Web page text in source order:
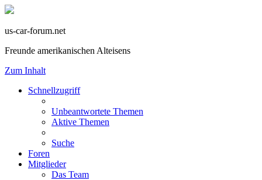
us-car-forum.net
Freunde amerikanischen Alteisens
Zum Inhalt
Schnellzugriff
Unbeantwortete Themen
Aktive Themen
Suche
Foren
Mitglieder
Das Team